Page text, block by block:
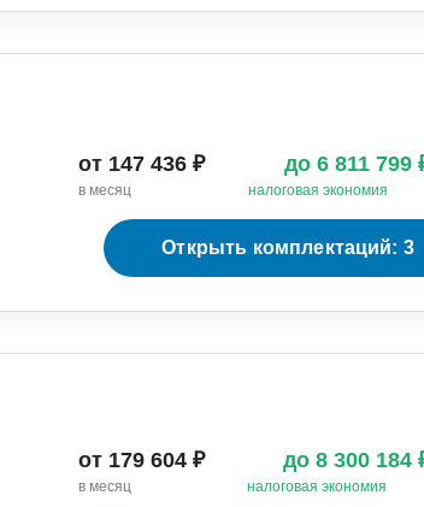
от 147 436 ₽
в месяц
до 6 811 799
налоговая экономия
Открыть комплектаций: 3
от 179 604 ₽
в месяц
до 8 300 184
налоговая экономия